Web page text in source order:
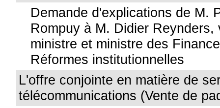
Demande d'explications de M.
Rompuy à M. Didier Reynders,
ministre et ministre des
Réformes institutionnelles
L'offre conjointe en matière de
télécommunications (Vente de